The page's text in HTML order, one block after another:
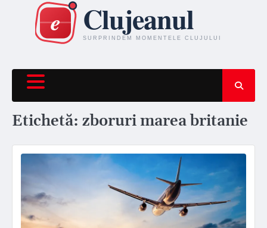
content
Etichetă: zboruri marea britanie